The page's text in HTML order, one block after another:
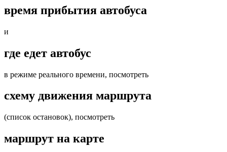
время прибытия автобуса
и
где едет автобус
в режиме реального времени, посмотреть
схему движения маршрута
(список остановок), посмотреть
маршрут на карте